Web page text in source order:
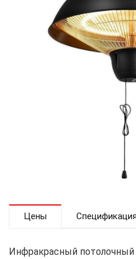
Цены Спецификация
Инфракрасный потолочный